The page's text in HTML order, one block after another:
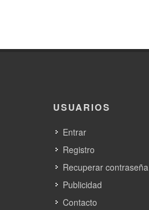
USUARIOS
Entrar
Registro
Recuperar contraseña
Publicidad
Contacto